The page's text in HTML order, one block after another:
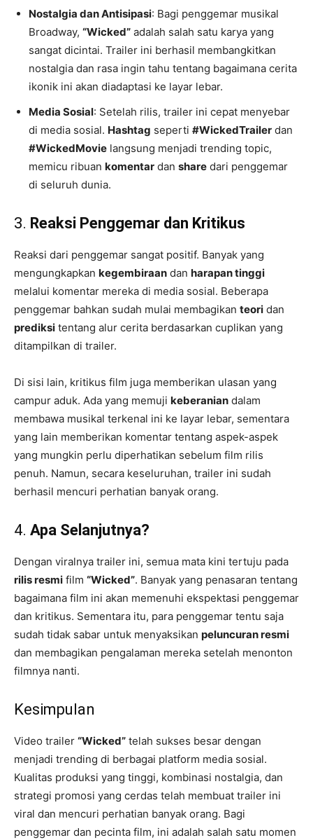
Nostalgia dan Antisipasi: Bagi penggemar musikal
Broadway, “Wicked” adalah salah satu karya yang
sangat dicintai. Trailer ini berhasil membangkitkan
nostalgia dan rasa ingin tahu tentang bagaimana cerita
ikonik ini akan diadaptasi ke layar lebar.
Media Sosial: Setelah rilis, trailer ini cepat menyebar
di media sosial. Hashtag seperti #WickedTrailer dan
#WickedMovie langsung menjadi trending topic,
memicu ribuan komentar dan share dari penggemar
di seluruh dunia.
3. Reaksi Penggemar dan Kritikus
Reaksi dari penggemar sangat positif. Banyak yang
mengungkapkan kegembiraan dan harapan tinggi
melalui komentar mereka di media sosial. Beberapa
penggemar bahkan sudah mulai membagikan teori dan
prediksi tentang alur cerita berdasarkan cuplikan yang
ditampilkan di trailer.
Di sisi lain, kritikus film juga memberikan ulasan yang
campur aduk. Ada yang memuji keberanian dalam
membawa musikal terkenal ini ke layar lebar, sementara
yang lain memberikan komentar tentang aspek-aspek
yang mungkin perlu diperhatikan sebelum film rilis
penuh. Namun, secara keseluruhan, trailer ini sudah
berhasil mencuri perhatian banyak orang.
4. Apa Selanjutnya?
Dengan viralnya trailer ini, semua mata kini tertuju pada
rilis resmi film “Wicked”. Banyak yang penasaran tentang
bagaimana film ini akan memenuhi ekspektasi penggemar
dan kritikus. Sementara itu, para penggemar tentu saja
sudah tidak sabar untuk menyaksikan peluncuran resmi
dan membagikan pengalaman mereka setelah menonton
filmnya nanti.
Kesimpulan
Video trailer “Wicked” telah sukses besar dengan
menjadi trending di berbagai platform media sosial.
Kualitas produksi yang tinggi, kombinasi nostalgia, dan
strategi promosi yang cerdas telah membuat trailer ini
viral dan mencuri perhatian banyak orang. Bagi
penggemar dan pecinta film, ini adalah salah satu momen